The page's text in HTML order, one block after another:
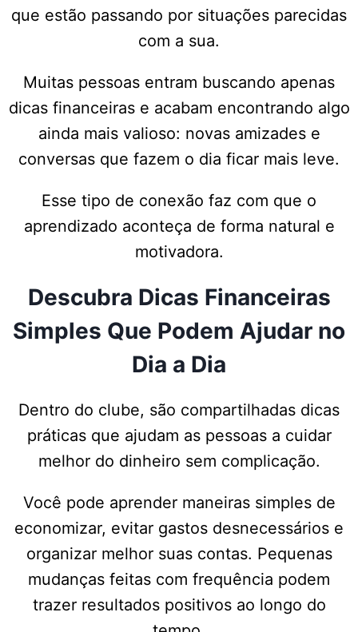
que estão passando por situações parecidas
com a sua.
Muitas pessoas entram buscando apenas
dicas financeiras e acabam encontrando algo
ainda mais valioso: novas amizades e
conversas que fazem o dia ficar mais leve.
Esse tipo de conexão faz com que o
aprendizado aconteça de forma natural e
motivadora.
Descubra Dicas Financeiras
Simples Que Podem Ajudar no
Dia a Dia
Dentro do clube, são compartilhadas dicas
práticas que ajudam as pessoas a cuidar
melhor do dinheiro sem complicação.
Você pode aprender maneiras simples de
economizar, evitar gastos desnecessários e
organizar melhor suas contas. Pequenas
mudanças feitas com frequência podem
trazer resultados positivos ao longo do